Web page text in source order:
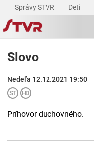
Správy STVR Deti
Slovo
Nedeľa 12.12.2021 19:50
Príhovor duchovného.